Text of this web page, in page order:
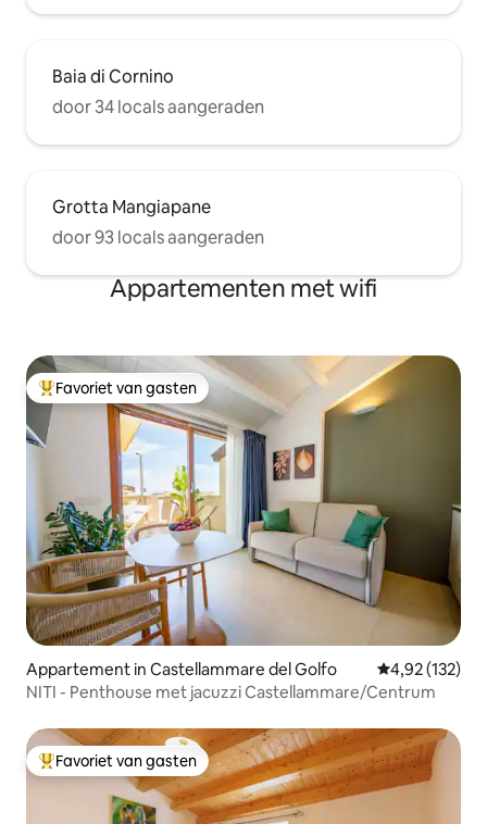
Baia di Cornino
door 34 locals aangeraden
Grotta Mangiapane
door 93 locals aangeraden
Appartementen met wifi
Topfavoriet van gasten
Favoriet van gasten
Appartement in Castellammare del Golfo Gemiddelde
4,92 (132)
NITI - Penthouse met jacuzzi Castellammare/Centrum
Topfavoriet van gasten
Favoriet van gasten